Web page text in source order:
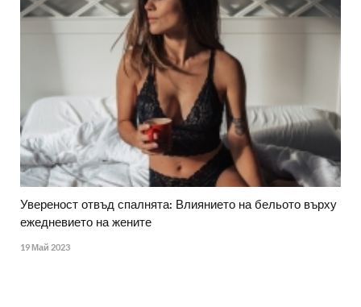
Увереност отвъд спалнята: Влиянието на бельото върху
ежедневието на жените
19 Май 2023